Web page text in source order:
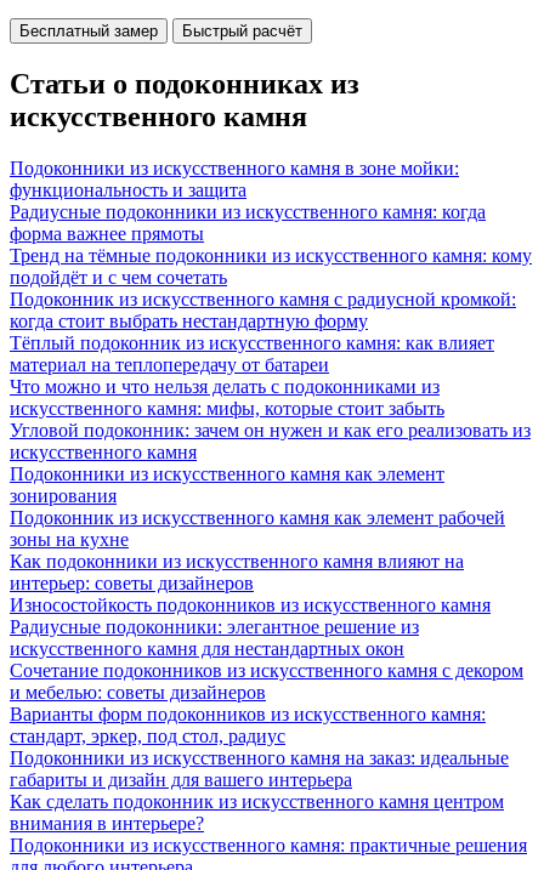
Бесплатный замер Быстрый расчёт
Статьи о подоконниках из
искусственного камня
Подоконники из искусственного камня в зоне мойки:
функциональность и защита
Радиусные подоконники из искусственного камня: когда
форма важнее прямоты
Тренд на тёмные подоконники из искусственного камня: кому
подойдёт и с чем сочетать
Подоконник из искусственного камня с радиусной кромкой:
когда стоит выбрать нестандартную форму
Тёплый подоконник из искусственного камня: как влияет
материал на теплопередачу от батареи
Что можно и что нельзя делать с подоконниками из
искусственного камня: мифы, которые стоит забыть
Угловой подоконник: зачем он нужен и как его реализовать из
искусственного камня
Подоконники из искусственного камня как элемент
зонирования
Подоконник из искусственного камня как элемент рабочей
зоны на кухне
Как подоконники из искусственного камня влияют на
интерьер: советы дизайнеров
Износостойкость подоконников из искусственного камня
Радиусные подоконники: элегантное решение из
искусственного камня для нестандартных окон
Сочетание подоконников из искусственного камня с декором
и мебелью: советы дизайнеров
Варианты форм подоконников из искусственного камня:
стандарт, эркер, под стол, радиус
Подоконники из искусственного камня на заказ: идеальные
габариты и дизайн для вашего интерьера
Как сделать подоконник из искусственного камня центром
внимания в интерьере?
Подоконники из искусственного камня: практичные решения